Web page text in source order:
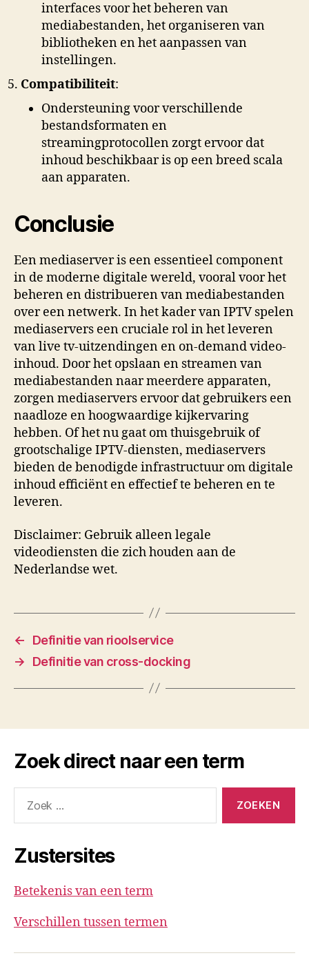
interfaces voor het beheren van
mediabestanden, het organiseren van
bibliotheken en het aanpassen van
instellingen.
Compatibiliteit:
Ondersteuning voor verschillende
bestandsformaten en
streamingprotocollen zorgt ervoor dat
inhoud beschikbaar is op een breed scala
aan apparaten.
Conclusie
Een mediaserver is een essentieel component
in de moderne digitale wereld, vooral voor het
beheren en distribueren van mediabestanden
over een netwerk. In het kader van IPTV spelen
mediaservers een cruciale rol in het leveren
van live tv-uitzendingen en on-demand video-
inhoud. Door het opslaan en streamen van
mediabestanden naar meerdere apparaten,
zorgen mediaservers ervoor dat gebruikers een
naadloze en hoogwaardige kijkervaring
hebben. Of het nu gaat om thuisgebruik of
grootschalige IPTV-diensten, mediaservers
bieden de benodigde infrastructuur om digitale
inhoud efficiënt en effectief te beheren en te
leveren.
Disclaimer: Gebruik alleen legale
videodiensten die zich houden aan de
Nederlandse wet.
←
Definitie van rioolservice
→
Definitie van cross-docking
Zoek direct naar een term
naar:
Zustersites
Betekenis van een term
Verschillen tussen termen